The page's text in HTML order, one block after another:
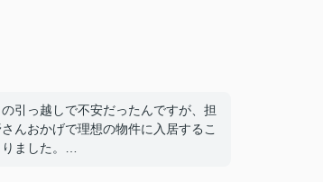
引っ越しで不安だったんですが、担
んおかげで理想の物件に入居するこ
ました。